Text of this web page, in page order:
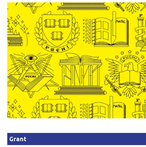
Qidirish
Kirish
Grant